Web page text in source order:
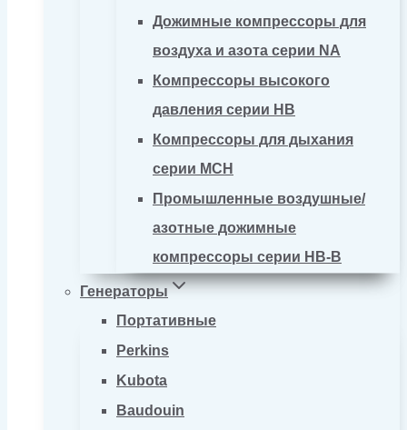
Дожимные компрессоры для
воздуха и азота серии NA
Компрессоры высокого
давления серии HB
Компрессоры для дыхания
серии MCH
Промышленные воздушные/
азотные дожимные
компрессоры серии HB-B
Генераторы
Портативные
Perkins
Kubota
Baudouin